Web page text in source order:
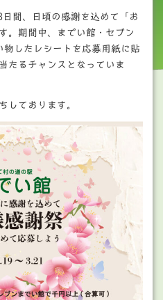
間、日頃の感謝を込めて「お
。期間中、までい館・セブン
したレシートを応募用紙に貼
たるチャンスとなっていま
しております。